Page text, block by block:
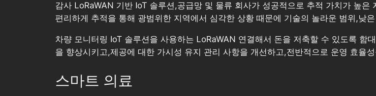
감사 LoRaWAN 기반 IoT 솔루션,공급망 및 물류 회사가 성공적으로 추적 가치가 높
편리하게 추적을 통해 광범위한 지역에서 심각한 상황 때문에 기술의 놀라운 범위,낮
차량 모니터링 IoT 솔루션을 사용하는 LoRaWAN 연결해서 돈을 저축할 수 있도록 함
을 향상시키고,제공에 대한 가시성 유지 관리 사항을 개선하고,전반적으로 운영 효율
스마트 의료